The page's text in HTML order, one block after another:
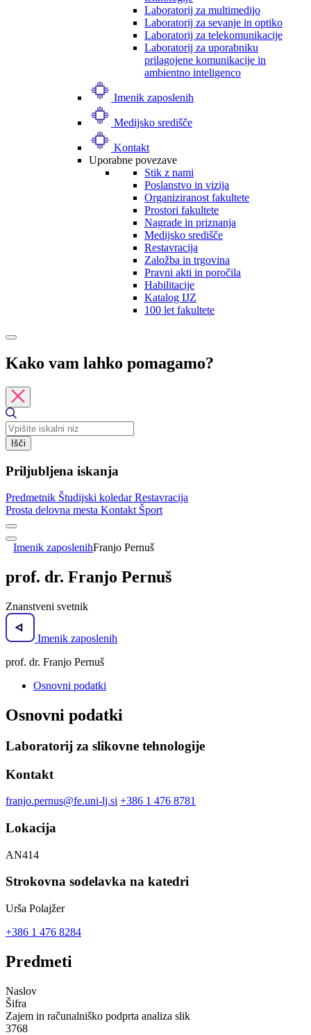
Laboratorij za multimedijo
Laboratorij za sevanje in optiko
Laboratorij za telekomunikacije
Laboratorij za uporabniku
prilagojene komunikacije in
ambientno inteligenco
Imenik zaposlenih
Medijsko središče
Kontakt
Uporabne povezave
Stik z nami
Poslanstvo in vizija
Organiziranost fakultete
Prostori fakultete
Nagrade in priznanja
Medijsko središče
Restavracija
Založba in trgovina
Pravni akti in poročila
Habilitacije
Katalog IJZ
100 let fakultete
Kako vam lahko pomagamo?
Išči
Priljubljena iskanja
Predmetnik Študijski koledarRestavracija
Prosta delovna mesta Kontakt Šport
Imenik zaposlenihFranjo Pernuš
prof. dr. Franjo Pernuš
Znanstveni svetnik
Imenik zaposlenih
prof. dr. Franjo Pernuš
Osnovni podatki
Osnovni podatki
Laboratorij za slikovne tehnologije
Kontakt
franjo.pernus@fe.uni-lj.si +386 1 476 8781
Lokacija
AN414
Strokovna sodelavka na katedri
Urša Polajžer
+386 1 476 8284
Predmeti
Naslov
Šifra
Zajem in računalniško podprta analiza slik
3768